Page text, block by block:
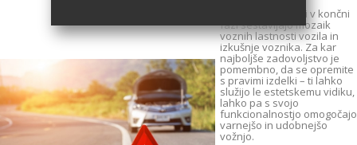
funkcionalnosti, ki v končni
fazi sestavljajo mozaik
voznih lastnosti vozila in
izkušnje voznika. Za kar
najboljše zadovoljstvo je
pomembno, da se opremite
s pravimi izdelki – ti lahko
služijo le estetskemu vidiku,
lahko pa s svojo
funkcionalnostjo omogočajo
varnejšo in udobnejšo
vožnjo.